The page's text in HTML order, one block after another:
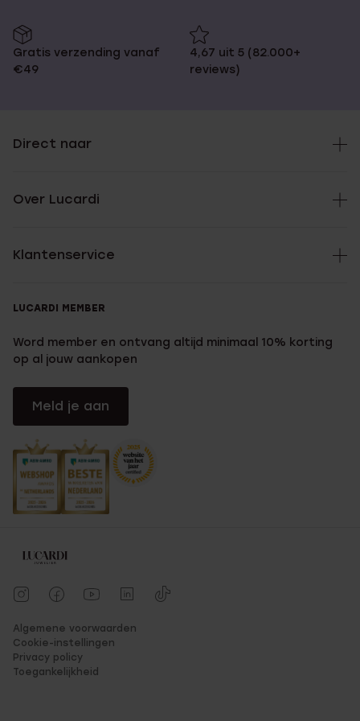
Gratis verzending vanaf
€49
4,67 uit 5 (82.000+
reviews)
Direct naar
Over Lucardi
Klantenservice
LUCARDI MEMBER
Word member en ontvang altijd minimaal 10% korting
op al jouw aankopen
Meld je aan
Algemene voorwaarden
Cookie-instellingen
Privacy policy
Toegankelijkheid